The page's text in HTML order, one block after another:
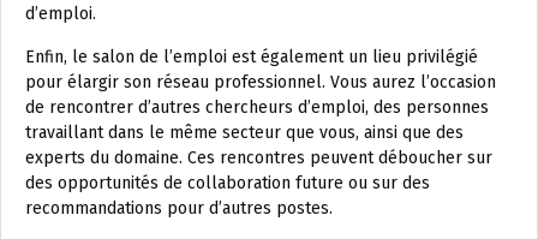
d’emploi.
Enfin, le salon de l’emploi est également un lieu privilégié
pour élargir son réseau professionnel. Vous aurez l’occasion
de rencontrer d’autres chercheurs d’emploi, des personnes
travaillant dans le même secteur que vous, ainsi que des
experts du domaine. Ces rencontres peuvent déboucher sur
des opportunités de collaboration future ou sur des
recommandations pour d’autres postes.